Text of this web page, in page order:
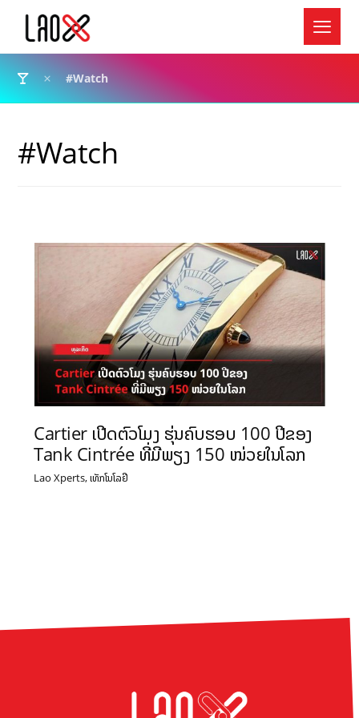
#Watch
#Watch
Cartier ເປີດຕົວໂມງ ຮຸ່ນຄົບຮອບ 100 ປີຂອງ
Tank Cintrée ທີ່ມີພຽງ 150 ໜ່ວຍໃນໂລກ
Lao Xperts,ເທັກໂນໂລຢີ